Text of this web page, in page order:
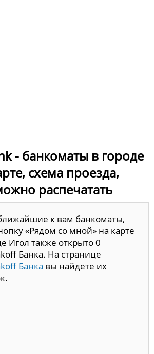
- банкоматы в городе
схема проезда,
распечатать
к вам банкоматы,
«Рядом со мной» на карте
Игол также открыто 0
Банка. На странице
Банка вы найдете их